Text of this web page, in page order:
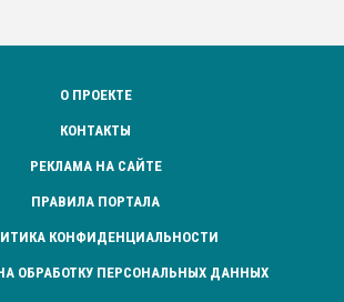
О ПРОЕКТЕ
КОНТАКТЫ
РЕКЛАМА НА САЙТЕ
ПРАВИЛА ПОРТАЛА
КОНФИДЕНЦИАЛЬНОСТИ
ОБРАБОТКУ ПЕРСОНАЛЬНЫХ ДАННЫХ